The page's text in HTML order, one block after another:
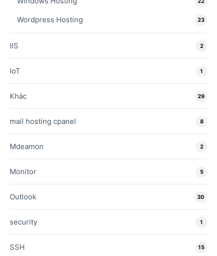
Wordpress Hosting 23
IIS 2
IoT 1
Khác 29
mail hosting cpanel 8
Mdeamon 2
Monitor 5
Outlook 30
security 1
SSH 15